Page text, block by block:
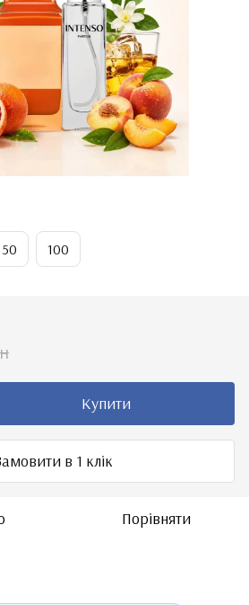
50 100
Купити
в 1 клік
Порівняти